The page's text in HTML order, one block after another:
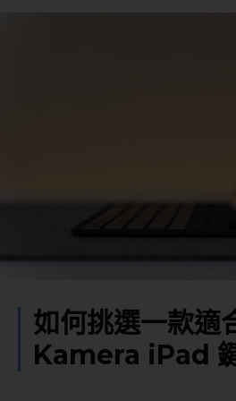
如何挑選一款適
Kamera iPad